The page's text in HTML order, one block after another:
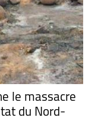
le massacre
du Nord-